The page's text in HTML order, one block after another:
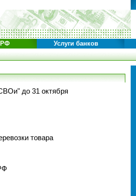
РФ Услуги банков
до 31 октября
товара